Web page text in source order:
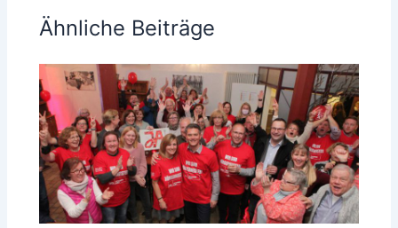
Ähnliche Beiträge